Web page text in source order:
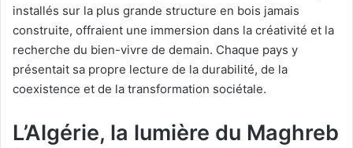
installés sur la plus grande structure en bois jamais
construite, offraient une immersion dans la créativité et la
recherche du bien-vivre de demain. Chaque pays y
présentait sa propre lecture de la durabilité, de la
coexistence et de la transformation sociétale.
L’Algérie, la lumière du Maghreb